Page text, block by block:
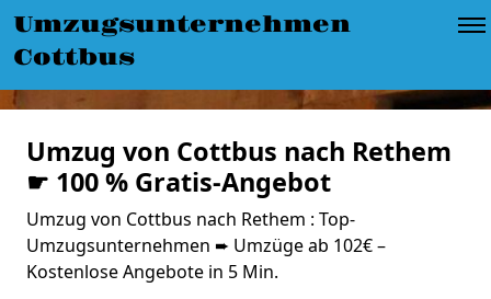
Umzugsunternehmen
Cottbus
Umzug von Cottbus nach Rethem
☛ 100 % Gratis-Angebot
Umzug von Cottbus nach Rethem : Top-
Umzugsunternehmen ➨ Umzüge ab 102€ –
Kostenlose Angebote in 5 Min.